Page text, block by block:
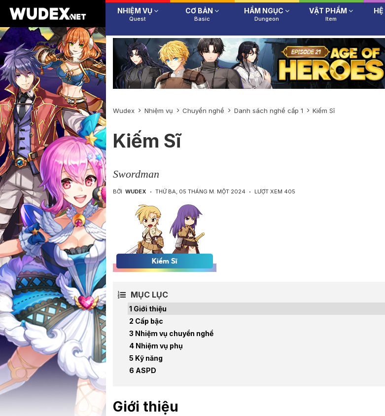
NHIỆM VỤ
Quest
CƠ BẢN
Basic
HẦM NGỤC
Dungeon
VẬT PHẨM
Item
Wudex Nhiệm vụ Chuyển nghề Danh sách nghề cấp 1 Kiếm Sĩ
Kiếm Sĩ
Swordman
BỞI WUDEX THỨ BA, 05 THÁNG M. MỘT 2024 LƯỢT XEM 405
MỤC LỤC
Giới thiệu
Cấp bậc
Nhiệm vụ chuyển nghề
Nhiệm vụ phụ
Kỹ năng
ASPD
Giới thiệu